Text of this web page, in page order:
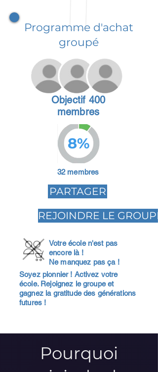
Programme d'achat
groupé
Objectif 400
membres
8%
32 membres
PARTAGER
REJOINDRE LE GROUPE
Votre école n'est pas
encore là !
Ne manquez pas ça !
Soyez pionnier ! Activez votre
école. Rejoignez le groupe et
gagnez la gratitude des générations
futures !
Pourquoi